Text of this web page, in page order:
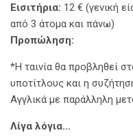
Εισιτήρια: 12 € (γενική
από 3 άτομα και πάνω)
Προπώληση:
*Η ταινία θα προβληθεί
υποτίτλους και η
Αγγλικά με παράλληλη
Λίγα λόγια…